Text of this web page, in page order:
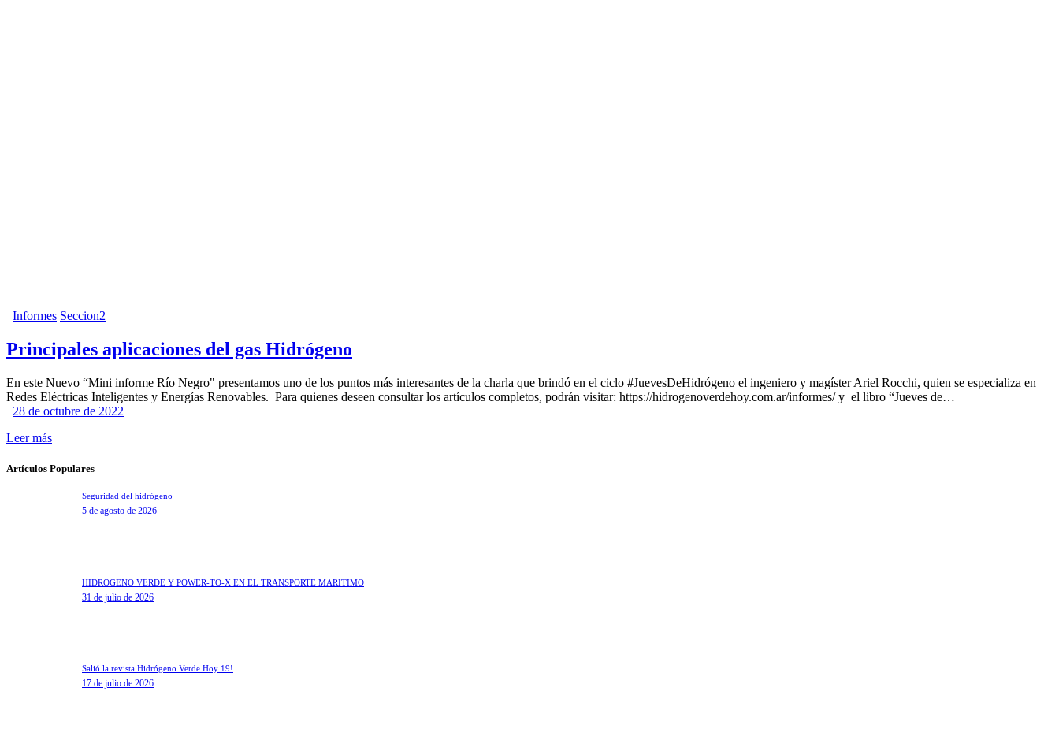
Informes Seccion2
Principales aplicaciones del gas Hidrógeno
En este Nuevo “Mini informe Río Negro" presentamos uno de los puntos más interesantes de la charla que brindó en el ciclo #JuevesDeHidrógeno el ingeniero y magíster Ariel Rocchi, quien se especializa en
Redes Eléctricas Inteligentes y Energías Renovables. Para quienes deseen consultar los artículos completos, podrán visitar: https://hidrogenoverdehoy.com.ar/informes/ y el libro “Jueves de…
28 de octubre de 2022
Leer más
Artículos Populares
Seguridad del hidrógeno
5 de agosto de 2026
HIDRÓGENO VERDE Y POWER-TO-X EN EL TRANSPORTE MARÍTIMO
31 de julio de 2026
Salió la revista Hidrógeno Verde Hoy 19!
17 de julio de 2026